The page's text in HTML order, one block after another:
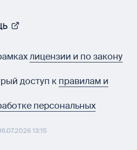
лицензии и по закону
доступ к правилам и
персональных
13:15